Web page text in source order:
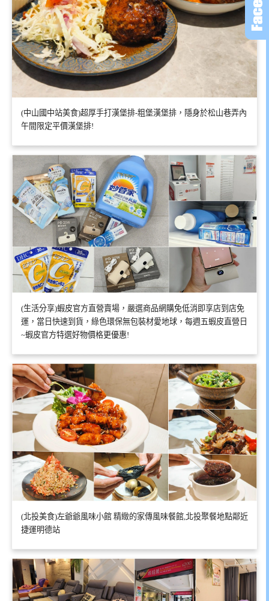
(中山國中站美食)超厚手打漢堡排-粗堡漢堡排，隱身於松山巷弄內
午間限定平價漢堡排!
(生活分享)蝦皮官方直營賣場，嚴選商品網購免低消即享店到店免
運，當日快速到貨，綠色環保無包裝材愛地球，每週五蝦皮直營日
~蝦皮官方特選好物價格更優惠!
(北投美食)左爺爺風味小館 精緻的家傳風味餐館,北投聚餐地點鄰近
捷運明德站